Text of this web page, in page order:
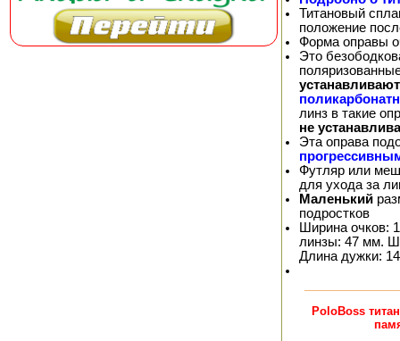
Титановый
положение
Форма оправы
Это
линз в такие
не
Эта оправа
Футляр или
для ухода за
Маленький
подростков
Ширина очков:
линзы: 47 мм.
Длина дужки:
PoloBoss